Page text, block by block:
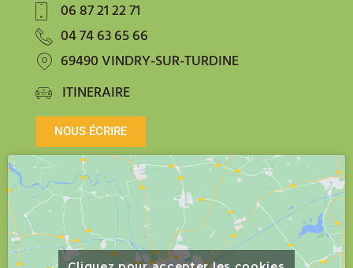
06 87 21 22 71
04 74 63 65 66
69490 VINDRY-SUR-TURDINE
ITINERAIRE
NOUS ÉCRIRE